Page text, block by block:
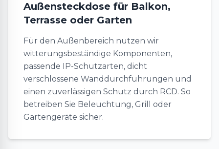
Außensteckdose für Balkon,
Terrasse oder Garten
Für den Außenbereich nutzen wir
witterungsbeständige Komponenten,
passende IP-Schutzarten, dicht
verschlossene Wanddurchführungen und
einen zuverlässigen Schutz durch RCD. So
betreiben Sie Beleuchtung, Grill oder
Gartengeräte sicher.